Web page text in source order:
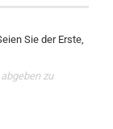
Sie der Erste,
zu